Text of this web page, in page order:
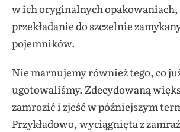
w ich oryginalnych
przekładanie do szczelnie
pojemników.
Nie marnujemy również tego, co
ugotowaliśmy. Zdecydowaną
zamrozić i zjeść w późniejszym
Przykładowo, wyciągnięta z